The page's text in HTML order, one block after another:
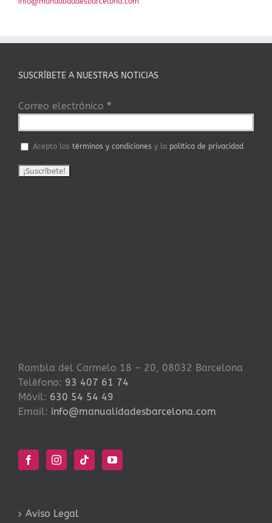
SUSCRÍBETE A NUESTRAS NOTICIAS
Correo electrónico *
Acepto los términos y condiciones y la política de privacidad
Rambla del Carmelo 18 – 20, 08032 Barcelona
Teléfono: 93 407 61 74
Móvil: 630 54 54 49
Email: info@manualidadesbarcelona.com
Aviso Legal